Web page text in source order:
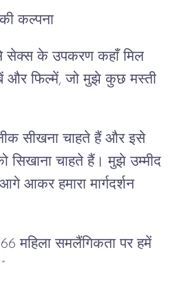
कल्पना
सेक्स के उपकरण कहाँ मिल
और फिल्में, जो मुझे कुछ मस्ती
सीखना चाहते हैं और इसे
सिखाना चाहते हैं। मुझे उम्मीद
आकर हमारा मार्गदर्शन
महिला समलैंगिकता पर हमें